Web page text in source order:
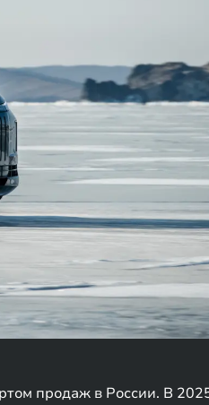
продаж в России. В